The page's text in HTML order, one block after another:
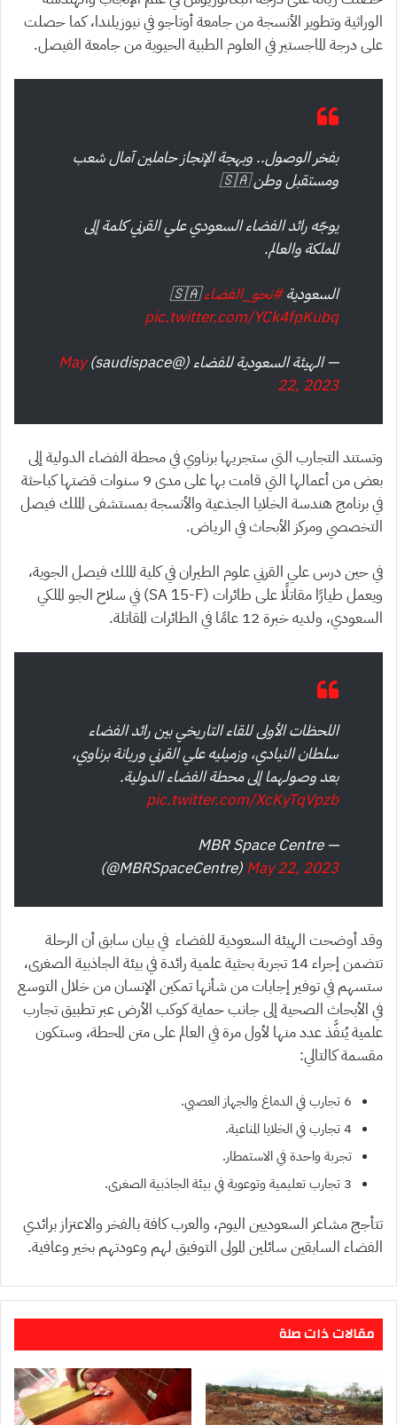
الوراثية وتطوير الأنسجة من جامعة أوتاجو في نيوزيلندا، كما حصلت
على درجة الماجستير في العلوم الطبية الحيوية من جامعة الفيصل.
بفخر الوصول.. وبهجة الإنجاز حاملين آمال شعب
ومستقبل وطن 🇸🇦
يوجّه رائد الفضاء السعودي علي القرني كلمة إلى
المملكة والعالم.
السعودية#نحو_الفضاء🇸🇦
pic.twitter.com/YCk4fpKubq
— الهيئة السعودية للفضاء (@saudispace)
May
22, 2023
وتستند التجارب التي ستجريها برناوي في محطة الفضاء الدولية إلى
بعض من أعمالها التي قامت بها على مدى 9 سنوات قضتها كباحثة
في برنامج هندسة الخلايا الجذعية والأنسجة بمستشفى الملك فيصل
التخصصي ومركز الأبحاث في الرياض.
في حين درس علي القرني علوم الطيران في كلية الملك فيصل الجوية،
ويعمل طيارًا مقاتلًا على طائرات (SA 15-F) في سلاح الجو الملكي
السعودي، ولديه خبرة 12 عامًا في الطائرات المقاتلة.
اللحظات الأولى للقاء التاريخي بين رائد الفضاء
سلطان النيادي، وزميليه علي القرني وريانة برناوي،
بعد وصولهما إلى محطة الفضاء الدولية.
pic.twitter.com/XcKyTqVpzb
— MBR Space Centre
(@MBRSpaceCentre) May 22, 2023
وقد أوضحت الهيئة السعودية للفضاء في بيان سابق أن الرحلة
تتضمن إجراء 14 تجربة بحثية علمية رائدة في بيئة الجاذبية الصغرى،
ستسهم في توفير إجابات من شأنها تمكين الإنسان من خلال التوسع
في الأبحاث الصحية إلى جانب حماية كوكب الأرض عبر تطبيق تجارب
علمية يُنفَّذ عدد منها لأول مرة في العالم على متن المحطة، وستكون
مقسمة كالتالي:
6 تجارب في الدماغ والجهاز العصبي.
4 تجارب في الخلايا المناعية.
تجربة واحدة في الاستمطار.
3 تجارب تعليمية وتوعوية في بيئة الجاذبية الصغرى.
تتأجج مشاعر السعوديين اليوم، والعرب كافة بالفخر والاعتزاز برائدي
الفضاء السابقين سائلين المولى التوفيق لهم وعودتهم بخير وعافية.
مقالات ذات صلة